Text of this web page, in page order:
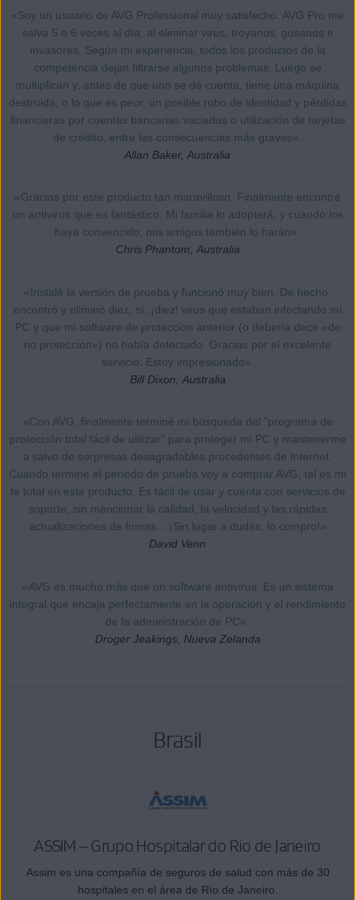
«Soy un usuario de AVG Professional muy satisfecho. AVG Pro me
salva 5 o 6 veces al día, al eliminar virus, troyanos, gusanos e
invasores. Según mi experiencia, todos los productos de la
competencia dejan filtrarse algunos problemas. Luego se
multiplican y, antes de que uno se dé cuenta, tiene una máquina
destruida, o lo que es peor, un posible robo de identidad y pérdidas
financieras por cuentas bancarias vaciadas o utilización de tarjetas
de crédito, entre las consecuencias más graves».
Allan Baker, Australia
«Gracias por este producto tan maravilloso. Finalmente encontré
un antivirus que es fantástico. Mi familia lo adoptará, y cuando los
haya convencido, mis amigos también lo harán».
Chris Phantom, Australia
«Instalé la versión de prueba y funcionó muy bien. De hecho,
encontró y eliminó diez, sí, ¡diez! virus que estaban infectando mi
PC y que mi software de protección anterior (o debería decir «de
no protección») no había detectado. Gracias por el excelente
servicio. Estoy impresionado».
Bill Dixon, Australia
«Con AVG, finalmente terminé mi búsqueda del "programa de
protección total fácil de utilizar" para proteger mi PC y mantenerme
a salvo de sorpresas desagradables procedentes de Internet.
Cuando termine el período de prueba voy a comprar AVG, tal es mi
fe total en este producto. Es fácil de usar y cuenta con servicios de
soporte, sin mencionar la calidad, la velocidad y las rápidas
actualizaciones de firmas... ¡Sin lugar a dudas, lo compro!»
David Venn
«AVG es mucho más que un software antivirus. Es un sistema
integral que encaja perfectamente en la operación y el rendimiento
de la administración de PC».
Droger Jeakings, Nueva Zelanda
Brasil
ASSIM – Grupo Hospitalar do Rio de Janeiro
Assim es una compañía de seguros de salud con más de 30
hospitales en el área de Río de Janeiro.